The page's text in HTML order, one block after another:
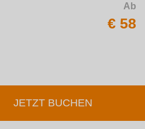
Ab
€ 58
JETZT BUCHEN